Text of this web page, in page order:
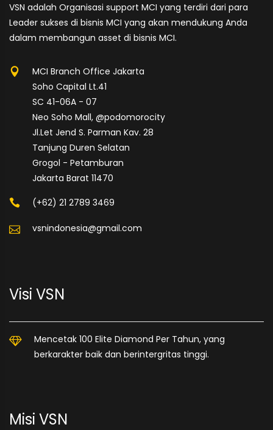
VSN adalah Organisasi support MCI yang terdiri dari para
Leader sukses di bisnis MCI yang akan mendukung Anda
dalam membangun asset di bisnis MCI.
MCI Branch Office Jakarta
Soho Capital Lt.41
SC 41-06A - 07
Neo Soho Mall, @podomorocity
Jl.Let Jend S. Parman Kav. 28
Tanjung Duren Selatan
Grogol - Petamburan
Jakarta Barat 11470
(+62) 21 2789 3469
vsnindonesia@gmail.com
Visi VSN
Mencetak 100 Elite Diamond Per Tahun, yang
berkarakter baik dan berintergritas tinggi.
Misi VSN